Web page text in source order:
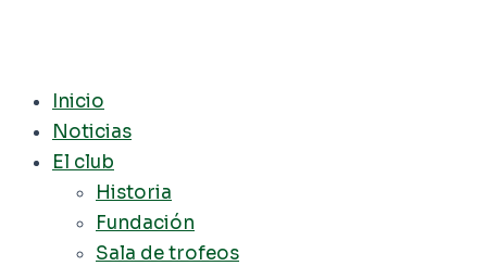
Inicio
Noticias
El club
Historia
Fundación
Sala de trofeos